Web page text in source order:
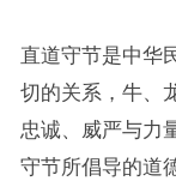
直道守节是中华
切的关系，牛、
忠诚、威严与力
守节所倡导的道